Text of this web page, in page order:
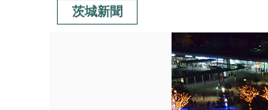
茨城新聞